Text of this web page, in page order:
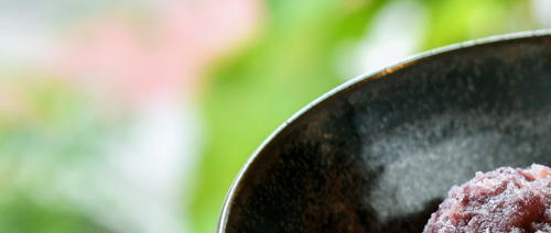
エリアから探す
カテゴリーから探す